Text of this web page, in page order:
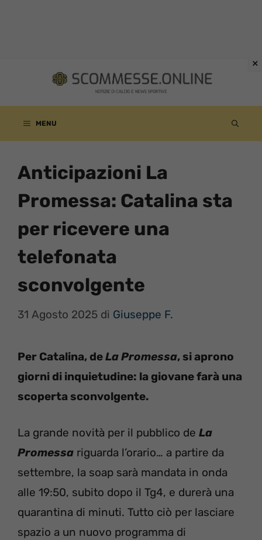
contenuto
MENU
Anticipazioni La
Promessa: Catalina sta
per ricevere una
telefonata
sconvolgente
31 Agosto 2025 di Giuseppe F.
Per Catalina, deLa Promessa, si aprono
giorni di inquietudine: la giovane farà una
scoperta sconvolgente.
La grande novità per il pubblico de La
Promessa riguarda l’orario… a partire da
settembre, la soap sarà mandata in onda
alle 19:50, subito dopo il Tg4, e durerà una
quarantina di minuti. Tutto ciò per lasciare
spazio a un nuovo programma di